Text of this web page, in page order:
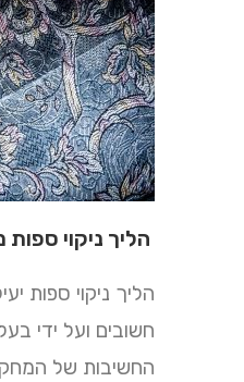
הליך ניקוי ספות
הליך ניקוי ספות
חשובים ועל ידי
החשיבות של